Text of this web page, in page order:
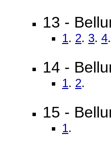
13 -
1. 2. 3. 4.
14 -
1. 2.
15 -
1.